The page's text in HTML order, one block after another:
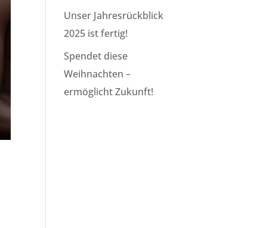
Unser Jahresrückblick
2025 ist fertig!
Spendet diese
Weihnachten –
ermöglicht Zukunft!